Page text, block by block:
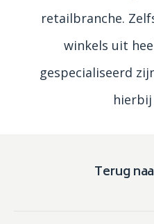
retailbranche.
winkels uit
gespecialiseerd
hierbij
Terug